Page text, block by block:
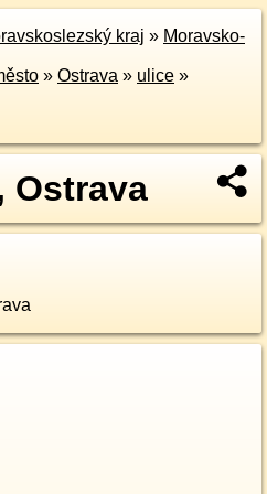
kraj » Moravsko-
» Ostrava » ulice »
Ostrava